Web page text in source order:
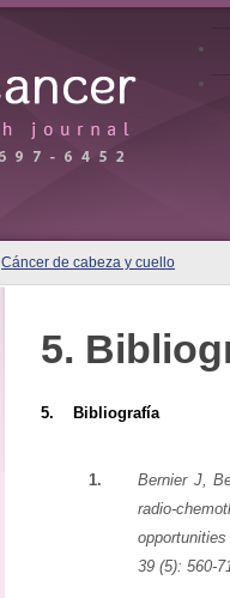
Cáncer de cabeza y cuello
5.
5. Bibliografía
1.
Bernier J,
radio-
39 (5): 560-